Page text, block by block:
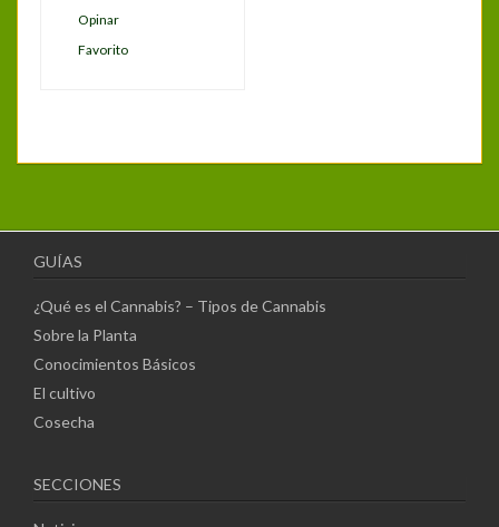
Opinar
Favorito
GUÍAS
¿Qué es el Cannabis? – Tipos de Cannabis
Sobre la Planta
Conocimientos Básicos
El cultivo
Cosecha
SECCIONES